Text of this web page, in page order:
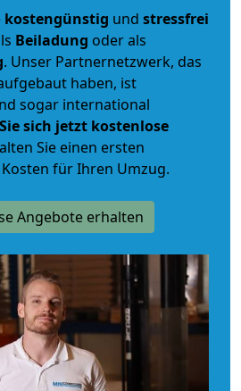
kostengünstig und stressfrei
Beiladung oder als
. Unser Partnernetzwerk, das
haben, ist
sogar international
sich jetzt kostenlose
Sie einen ersten
für Ihren Umzug.
Angebote erhalten